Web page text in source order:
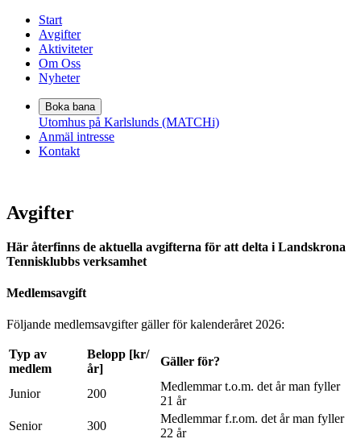
Start
Avgifter
Aktiviteter
Om Oss
Nyheter
Boka bana
Utomhus på Karlslunds (MATCHi)
Anmäl intresse
Kontakt
Avgifter
Här återfinns de aktuella avgifterna för att delta i Landskrona
Tennisklubbs verksamhet
Medlemsavgift
Följande medlemsavgifter gäller för kalenderåret 2026:
Typ av
medlem
Belopp [kr/
år]
Gäller för?
Junior 200
Medlemmar t.o.m. det år man fyller
21 år
Senior
300
Medlemmar f.r.om. det år man fyller
22 år